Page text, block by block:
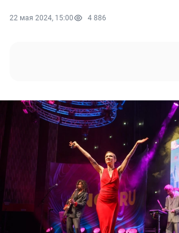
22 мая 2024, 15:00 4 886